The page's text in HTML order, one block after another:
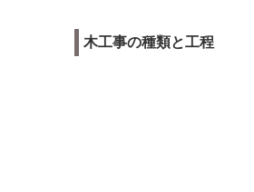
木工事の種類と工程